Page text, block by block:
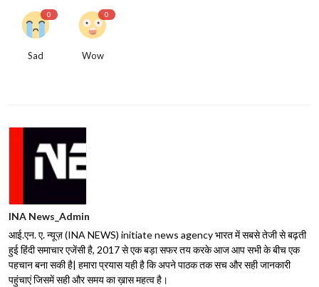
0
Sad
0
Wow
INA News_Admin
आई.एन. ए. न्यूज़ (INA NEWS) initiate news agency भारत में सबसे तेजी से बढ़ती
हुई हिंदी समाचार एजेंसी है, 2017 से एक बड़ा सफर तय करके आज आप सभी के बीच एक
पहचान बना सकी है| हमारा प्रयास यही है कि अपने पाठक तक सच और सही जानकारी
पहुंचाएं जिसमें सही और समय का ख़ास महत्व है।